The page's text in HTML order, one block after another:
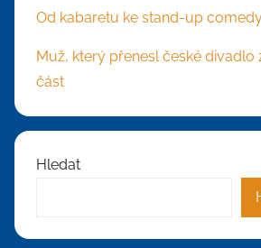
Od kabaretu ke stand-up
Muž, který přenesl české divadlo
část
Hledat